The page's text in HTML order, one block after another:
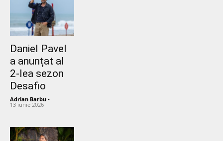
Daniel Pavel
a anunțat al
2-lea sezon
Desafio
Adrian Barbu -
13 iunie 2026